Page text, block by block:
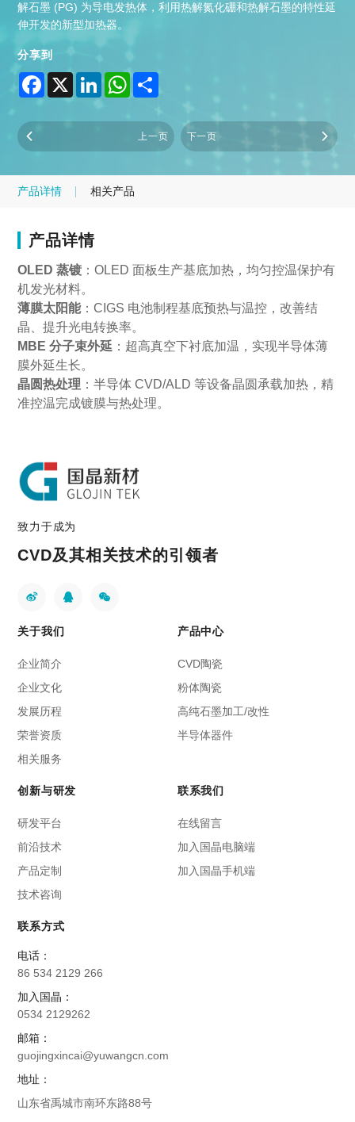
解石墨 (PG) 为导电发热体，利用热解氮化硼和热解石墨的特性延
伸开发的新型加热器。
分享到
Facebook
X LinkedInWhatsApp
上一页 下一页
产品详情 相关产品
产品详情
OLED 蒸镀 ：OLED 面板生产基底加热，均匀控温保护有
机发光材料。
薄膜太阳能：CIGS 电池制程基底预热与温控，改善结
晶、提升光电转换率。
MBE 分子束外延 ：超高真空下衬底加温，实现半导体薄
膜外延生长。
晶圆热处理 ：半导体 CVD/ALD 等设备晶圆承载加热，精
准控温完成镀膜与热处理。
致力于成为
CVD及其相关技术的引领者
关于我们
企业简介
企业文化
发展历程
荣誉资质
相关服务
产品中心
CVD陶瓷
粉体陶瓷
高纯石墨加工/改性
半导体器件
创新与研发
研发平台
前沿技术
产品定制
技术咨询
联系我们
在线留言
加入国晶电脑端
加入国晶手机端
联系方式
电话：
86 534 2129 266
加入国晶：
0534 2129262
邮箱：
guojingxincai@yuwangcn.com
地址：
山东省禹城市南环东路88号